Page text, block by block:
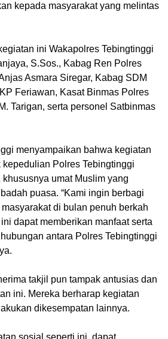
kepada masyarakat yang melintas
ini Wakapolres Tebingtinggi
S.Sos., Kabag Ren Polres
Asmara Siregar, Kabag SDM
Feriawan, Kasat Binmas Polres
Tarigan, serta personel Satbinmas
menyampaikan bahwa kegiatan
Polres Tebingtinggi
umat Muslim yang
puasa. “Kami ingin berbagi
di bulan penuh berkah
dapat memberikan manfaat serta
antara Polres Tebingtinggi
takjil pun tampak antusias dan
ini. Mereka berharap kegiatan
dikesempatan lainnya.
sosial seperti ini, dapat